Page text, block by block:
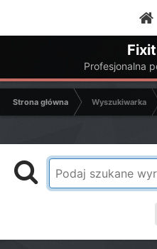
Profesjonalna
Strona główna Wyszukiwarka